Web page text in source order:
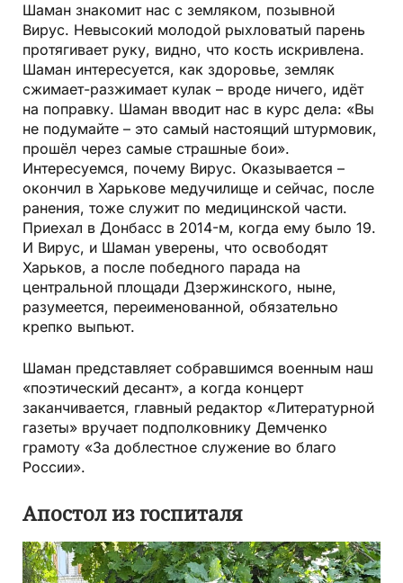
Шаман знакомит нас с земляком, позывной
Вирус. Невысокий молодой рыхловатый парень
протягивает руку, видно, что кость искривлена.
Шаман интересуется, как здоровье, земляк
сжимает-разжимает кулак – вроде ничего, идёт
на поправку. Шаман вводит нас в курс дела: «Вы
не подумайте – это самый настоящий штурмовик,
прошёл через самые страшные бои».
Интересуемся, почему Вирус. Оказывается –
окончил в Харькове медучилище и сейчас, после
ранения, тоже служит по медицинской части.
Приехал в Донбасс в 2014-м, когда ему было 19.
И Вирус, и Шаман уверены, что освободят
Харьков, а после победного парада на
центральной площади Дзержинского, ныне,
разумеется, переименованной, обязательно
крепко выпьют.
Шаман представляет собравшимся военным наш
«поэтический десант», а когда концерт
заканчивается, главный редактор «Литературной
газеты» вручает подполковнику Демченко
грамоту «За доблестное служение во благо
России».
Апостол из госпиталя